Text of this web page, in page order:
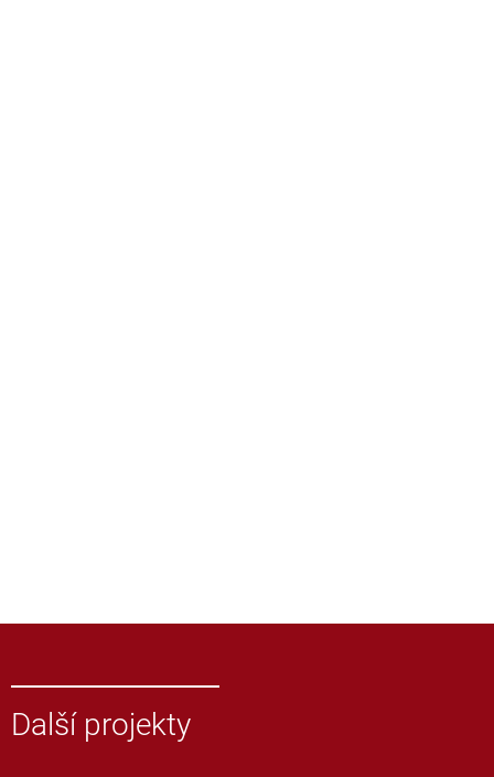
Další projekty